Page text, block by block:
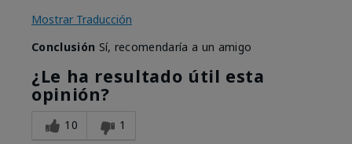
Mostrar Traducción
Conclusión Sí, recomendaría a un amigo
¿Le ha resultado útil esta
opinión?
10 1